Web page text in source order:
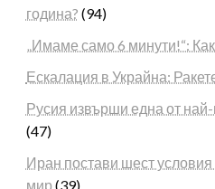
година? (94)
„Имаме само 6 минути!“:
Ескалация в Украйна:
Русия извърши една от
(47)
Иран постави шест
мир (39)